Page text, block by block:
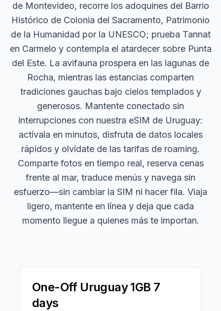
de Montevideo, recorre los adoquines del Barrio
Histórico de Colonia del Sacramento, Patrimonio
de la Humanidad por la UNESCO; prueba Tannat
en Carmelo y contempla el atardecer sobre Punta
del Este. La avifauna prospera en las lagunas de
Rocha, mientras las estancias comparten
tradiciones gauchas bajo cielos templados y
generosos. Mantente conectado sin
interrupciones con nuestra eSIM de Uruguay:
actívala en minutos, disfruta de datos locales
rápidos y olvídate de las tarifas de roaming.
Comparte fotos en tiempo real, reserva cenas
frente al mar, traduce menús y navega sin
esfuerzo—sin cambiar la SIM ni hacer fila. Viaja
ligero, mantente en línea y deja que cada
momento llegue a quienes más te importan.
One-Off Uruguay 1GB 7
days